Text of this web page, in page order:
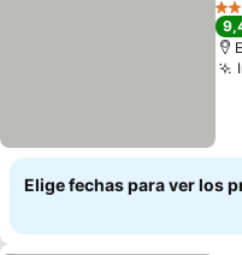
5
Elige fechas para ver los